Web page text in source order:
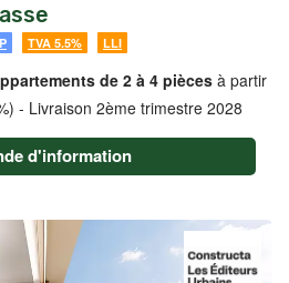
TVA 5.5% LLI
de 2 à 4 pièces à partir
- Livraison 2ème trimestre 2028
d'information